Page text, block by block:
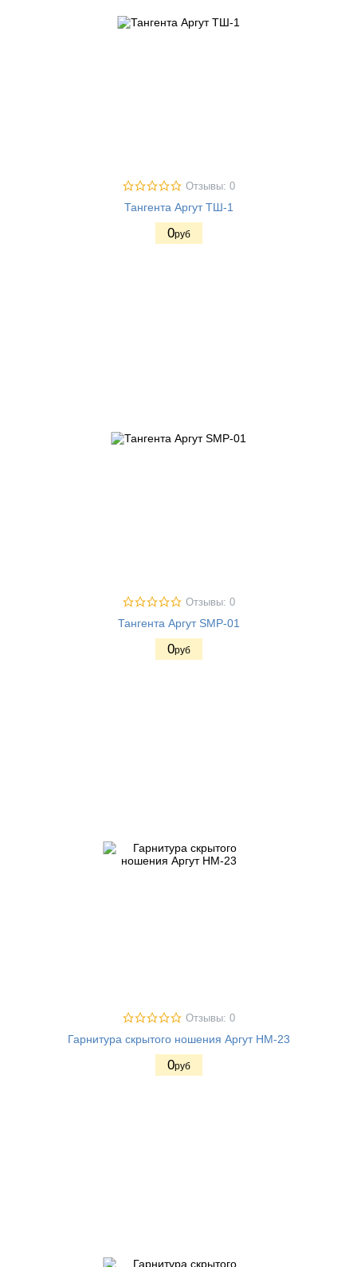
Отзывы: 0
Тангента Аргут ТШ-1
0руб
Отзывы: 0
Тангента Аргут SMP-01
0руб
Отзывы: 0
Гарнитура скрытого ношения Аргут HM-23
0руб